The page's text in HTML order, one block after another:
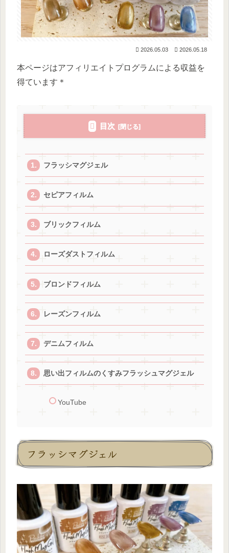
2026.05.03 2026.05.18
本ページはアフィリエイトプログラムによる収益を
得ています＊
目次
フラッシマグジェル
セピアフィルム
ブリックフィルム
ローズダストフィルム
ブロンドフィルム
レーズンフィルム
デニムフィルム
思い出フィルムのくすみフラッシュマグジェル
YouTube
フラッシマグジェル